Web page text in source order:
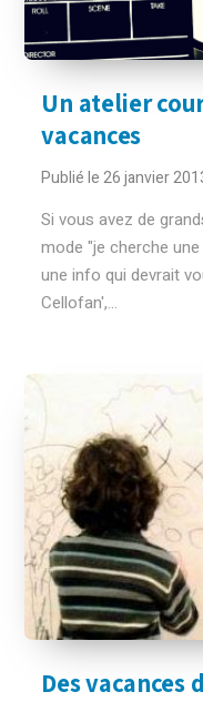
Un atelier
vacances
Publié le 26 janvier
Si vous avez de
mode "je cherche
une info qui devrait
Cellofan',...
Des vacances